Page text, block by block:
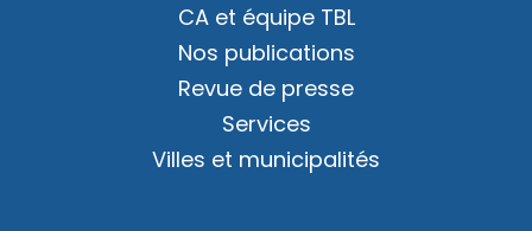
CA et équipe TBL
Nos publications
Revue de presse
Services
Villes et municipalités